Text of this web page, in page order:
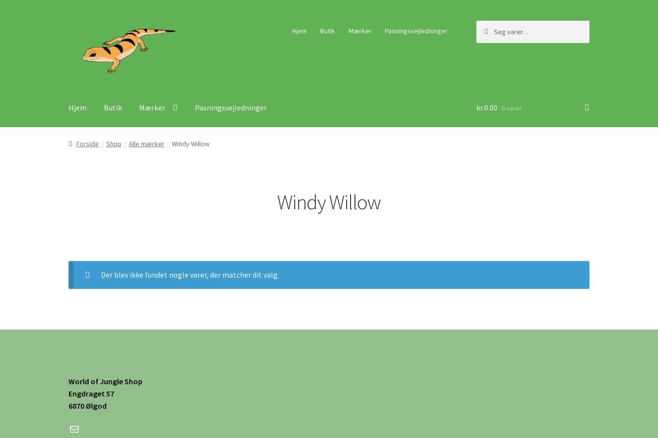
navigation
indhold
Hjem Butik Mærker Pasningsvejledninger
efter:
Hjem Butik Mærker Pasningsvejledninger kr.0.00 0 varer
Forside Shop Alle mærker Windy Willow
Windy Willow
Der blev ikke fundet nogle varer, der matcher dit valg.
World of Jungle Shop
Engdraget 57
6870 Ølgod
Mail